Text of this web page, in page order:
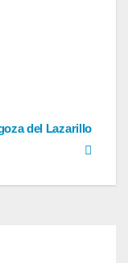
del Lazarillo